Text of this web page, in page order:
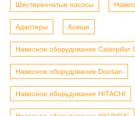
Шестеренчатые насосы
Адаптеры Ковши
Навесное оборудование Caterpillar
Навесное оборудование Doosan
Навесное оборудование HITACHI